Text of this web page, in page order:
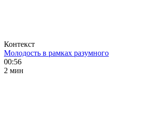
Контекст
Молодость в рамках разумного
00:56
2 мин